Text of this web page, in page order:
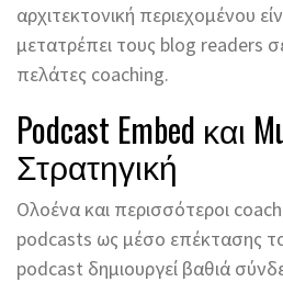
αρχιτεκτονική περιεχομένου
μετατρέπει τους blog readers
πελάτες coaching.
Podcast Embed και
Στρατηγική
Ολοένα και περισσότεροι
podcasts ως μέσο επέκτασης
podcast δημιουργεί βαθιά